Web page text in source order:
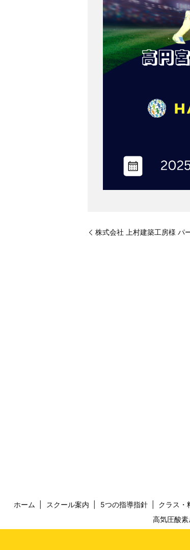
株式会社 上村建築工房様 パ
ホーム スクール案内 5つの指導指針 クラス・
高気圧酸素